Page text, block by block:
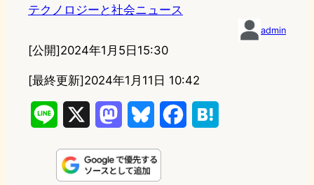
テクノロジーと社会ニュース
admin
[公開]2024年1月5日15:30
[最終更新]2024年1月11日 10:42
n
s
u